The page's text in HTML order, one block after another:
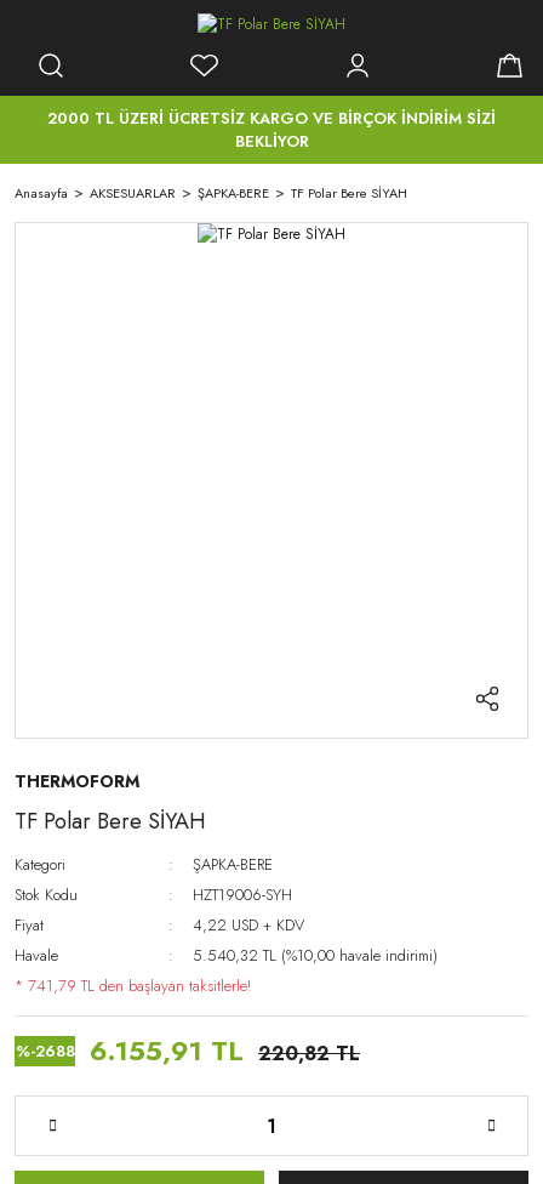
2000 TL ÜZERİ ÜCRETSİZ KARGO VE BİRÇOK İNDİRİM SİZİ
BEKLİYOR
Anasayfa AKSESUARLAR ŞAPKA-BERE TF Polar Bere SİYAH
THERMOFORM
TF Polar Bere SİYAH
Kategori
ŞAPKA-BERE
Stok Kodu
HZT19006-SYH
Fiyat
4,22 USD + KDV
Havale
5.540,32 TL (%10,00 havale indirimi)
* 741,79 TL den başlayan taksitlerle!
%-2688 6.155,91 TL 220,82 TL